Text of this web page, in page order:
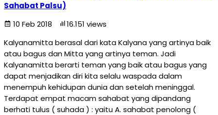
Sahabat Palsu)
10 Feb 2018
16.151 views
Kalyanamitta berasal dari kata Kalyana yang artinya baik
atau bagus dan Mitta yang artinya teman. Jadi
Kalyanamitta berarti teman yang baik atau bagus yang
dapat menjadikan diri kita selalu waspada dalam
menempuh kehidupan dunia dan setelah meninggal.
Terdapat empat macam sahabat yang dipandang
berhati tulus ( suhada ) : yaitu A. sahabat penolong (